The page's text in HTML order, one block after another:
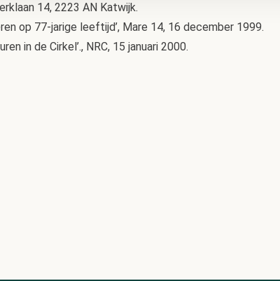
14, 2223 AN Katwijk.
op 77-jarige leeftijd’, Mare 14, 16 december 1999.
in de Cirkel’., NRC, 15 januari 2000.